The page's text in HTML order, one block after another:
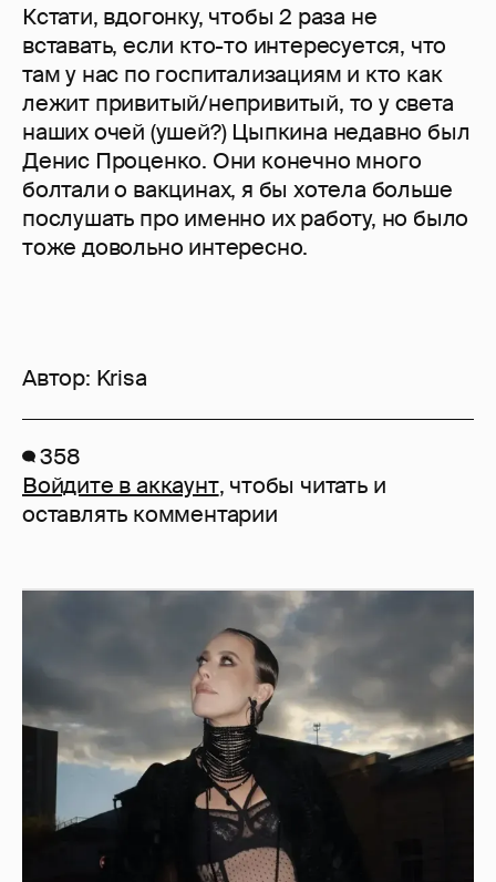
Кстати, вдогонку, чтобы 2 раза не
вставать, если кто-то интересуется, что
там у нас по госпитализациям и кто как
лежит привитый/непривитый, то у света
наших очей (ушей?) Цыпкина недавно был
Денис Проценко. Они конечно много
болтали о вакцинах, я бы хотела больше
послушать про именно их работу, но было
тоже довольно интересно.
Автор: Krisa
358
Войдите в аккаунт, чтобы читать и
оставлять комментарии